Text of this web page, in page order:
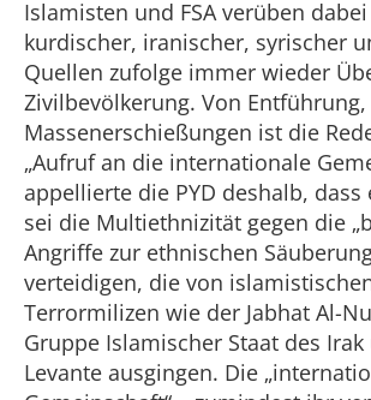
Islamisten und FSA verüben
kurdischer, iranischer, syrischer
Quellen zufolge immer wieder
Zivilbevölkerung. Von
Massenerschießungen ist die
„Aufruf an die internationale
appellierte die PYD deshalb,
sei die Multiethnizität gegen die
Angriffe zur ethnischen
verteidigen, die von
Terrormilizen wie der Jabhat Al-
Gruppe Islamischer Staat des
Levante ausgingen. Die